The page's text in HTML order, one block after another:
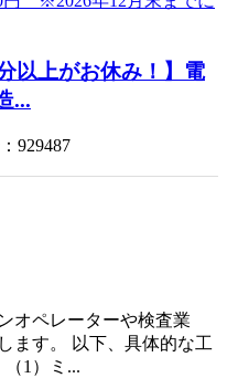
以上がお休み！】電
...
929487
オペレーターや検査業
ます。 以下、具体的な工
1）ミ...